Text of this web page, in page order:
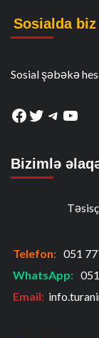
Sosialda biz
Sosial şəbəkə
Facebook
Twitter
Bizimlə
Telefon: 051
WhatsApp:
Email: